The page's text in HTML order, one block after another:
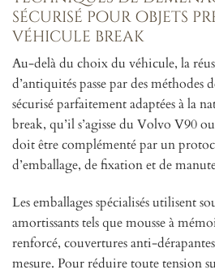
sécurisé pour objets
véhicule break
Au-delà du choix du véhicule, la
d’antiquités passe par des méthodes
sécurisé parfaitement adaptées à la
break, qu’il s’agisse du Volvo V90
doit être complémenté par un
d’emballage, de fixation et de
Les emballages spécialisés utilisent
amortissants tels que mousse à
renforcé, couvertures anti-dérapantes
mesure. Pour réduire toute tension